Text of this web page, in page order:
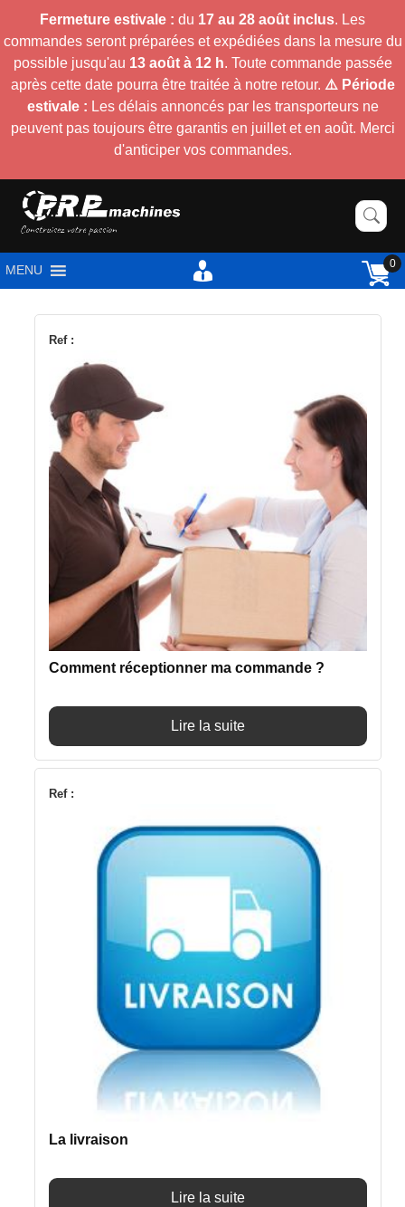
Fermeture estivale : du 17 au 28 août inclus. Les
commandes seront préparées et expédiées dans la mesure du
possible jusqu'au 13 août à 12 h. Toute commande passée
après cette date pourra être traitée à notre retour. ⚠️ Période
estivale : Les délais annoncés par les transporteurs ne
peuvent pas toujours être garantis en juillet et en août. Merci
d'anticiper vos commandes.
MENU 0
Ref :
Comment réceptionner ma commande ?
Lire la suite
Ref :
La livraison
Lire la suite